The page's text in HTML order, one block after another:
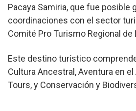
Pacaya Samiria, que fue posible
coordinaciones con el sector
Comité Pro Turismo Regional de
Este destino turístico
Cultura Ancestral, Aventura en
Tours, y Conservación y